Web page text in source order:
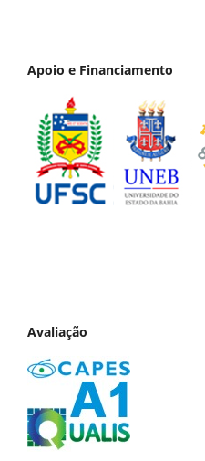
Apoio e Financiamento
Avaliação